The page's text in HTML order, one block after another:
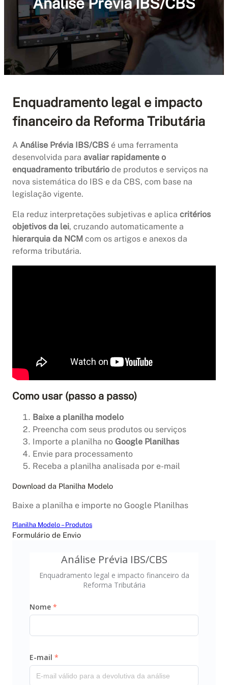
Enquadramento legal e impacto
financeiro da Reforma Tributária
A Análise Prévia IBS/CBS é uma ferramenta
desenvolvida para avaliar rapidamente o
enquadramento tributário de produtos e serviços na
nova sistemática do IBS e da CBS, com base na
legislação vigente.
Ela reduz interpretações subjetivas e aplica critérios
objetivos da lei, cruzando automaticamente a
hierarquia da NCM com os artigos e anexos da
reforma tributária.
Como usar (passo a passo)
Baixe a planilha modelo
Preencha com seus produtos ou serviços
Importe a planilha no Google Planilhas
Envie para processamento
Receba a planilha analisada por e-mail
Download da Planilha Modelo
Baixe a planilha e importe no Google Planilhas
Planilha Modelo – Produtos
Formulário de Envio